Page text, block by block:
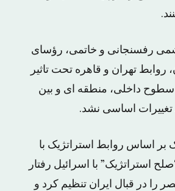
رفسنجانی و خاتمی، رؤسای
روابط تهران و قاهره تحت تاثیر
داخلی، منطقه ای و بین
تغییرات اساسی نشد.
بر اساس روابط استراتژیک با
استراتژیک” با اسرائیل رفتار
در قبال ایران تنظیم کرد و